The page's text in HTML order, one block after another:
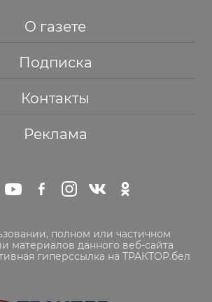
О газете
Подписка
Контакты
Реклама
полном или частичном
материалов данного веб-сайта
гиперссылка на ТРАКТОР.бел